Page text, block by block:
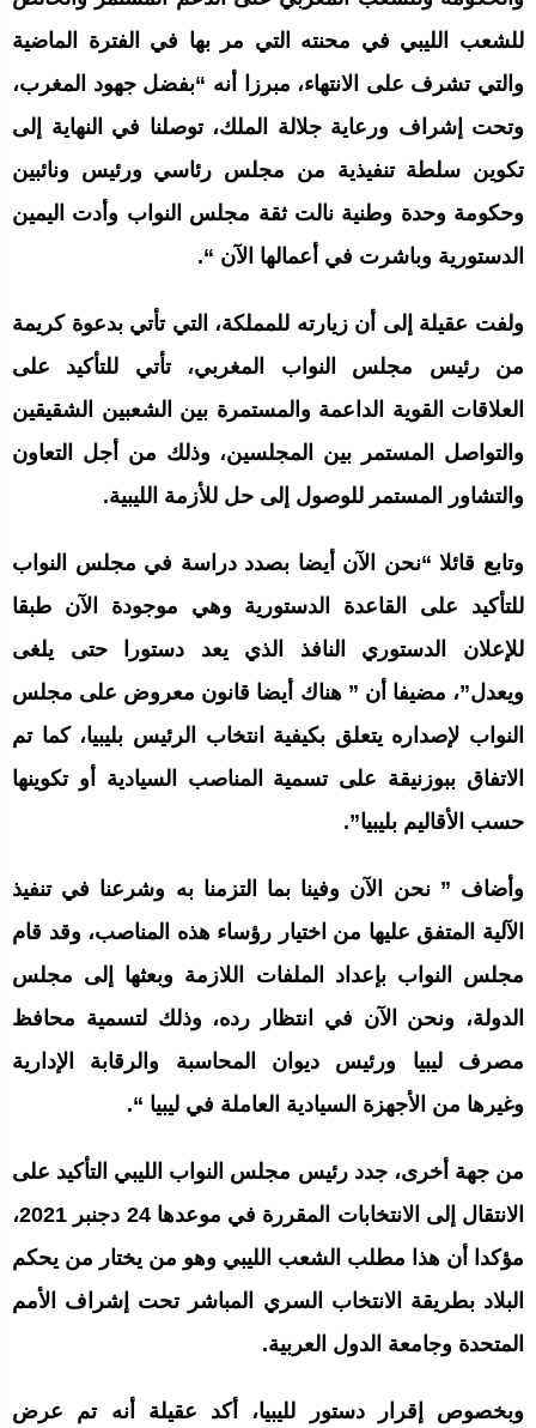
للشعب الليبي في محنته التي مر بها في الفترة الماضية
والتي تشرف على الانتهاء، مبرزا أنه “بفضل جهود المغرب،
وتحت إشراف ورعاية جلالة الملك، توصلنا في النهاية إلى
تكوين سلطة تنفيذية من مجلس رئاسي ورئيس ونائبين
وحكومة وحدة وطنية نالت ثقة مجلس النواب وأدت اليمين
الدستورية وباشرت في أعمالها الآن “.
ولفت عقيلة إلى أن زيارته للمملكة، التي تأتي بدعوة كريمة
من رئيس مجلس النواب المغربي، تأتي للتأكيد على
العلاقات القوية الداعمة والمستمرة بين الشعبين الشقيقين
والتواصل المستمر بين المجلسين، وذلك من أجل التعاون
والتشاور المستمر للوصول إلى حل للأزمة الليبية.
وتابع قائلا “نحن الآن أيضا بصدد دراسة في مجلس النواب
للتأكيد على القاعدة الدستورية وهي موجودة الآن طبقا
للإعلان الدستوري النافذ الذي يعد دستورا حتى يلغى
ويعدل”، مضيفا أن ” هناك أيضا قانون معروض على مجلس
النواب لإصداره يتعلق بكيفية انتخاب الرئيس بليبيا، كما تم
الاتفاق ببوزنيقة على تسمية المناصب السيادية أو تكوينها
حسب الأقاليم بليبيا”.
وأضاف ” نحن الآن وفينا بما التزمنا به وشرعنا في تنفيذ
الآلية المتفق عليها من اختيار رؤساء هذه المناصب، وقد قام
مجلس النواب بإعداد الملفات اللازمة وبعثها إلى مجلس
الدولة، ونحن الآن في انتظار رده، وذلك لتسمية محافظ
مصرف ليبيا ورئيس ديوان المحاسبة والرقابة الإدارية
وغيرها من الأجهزة السيادية العاملة في ليبيا “.
من جهة أخرى، جدد رئيس مجلس النواب الليبي التأكيد على
الانتقال إلى الانتخابات المقررة في موعدها 24 دجنبر 2021،
مؤكدا أن هذا مطلب الشعب الليبي وهو من يختار من يحكم
البلاد بطريقة الانتخاب السري المباشر تحت إشراف الأمم
المتحدة وجامعة الدول العربية.
وبخصوص إقرار دستور لليبيا، أكد عقيلة أنه تم عرض